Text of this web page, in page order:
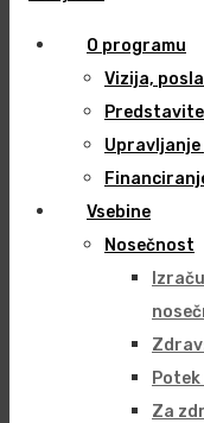
O programu
Vizija,
Vsebine
Nosečnost
Za